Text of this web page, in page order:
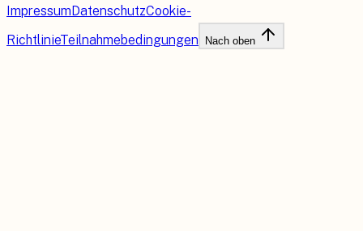
ImpressumDatenschutzCookie-
RichtlinieTeilnahmebedingungen Nach oben